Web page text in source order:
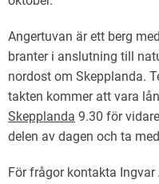
Angertuvan är ett berg
branter i anslutning till
nordost om Skepplanda.
takten kommer att vara
Skepplanda 9.30 för
delen av dagen och ta
För frågor kontakta Ingvar